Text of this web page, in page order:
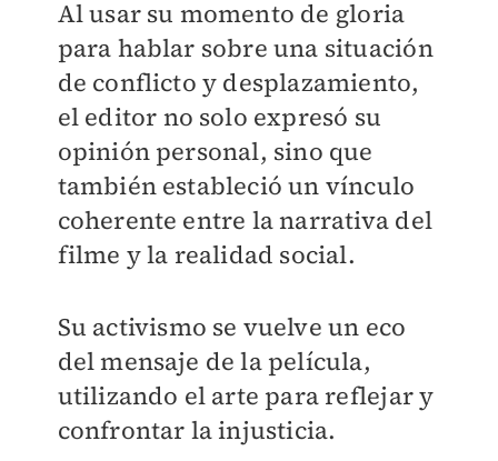
Al usar su momento de gloria
para hablar sobre una situación
de conflicto y desplazamiento,
el editor no solo expresó su
opinión personal, sino que
también estableció un vínculo
coherente entre la narrativa del
filme y la realidad social.
Su activismo se vuelve un eco
del mensaje de la película,
utilizando el arte para reflejar y
confrontar la injusticia.